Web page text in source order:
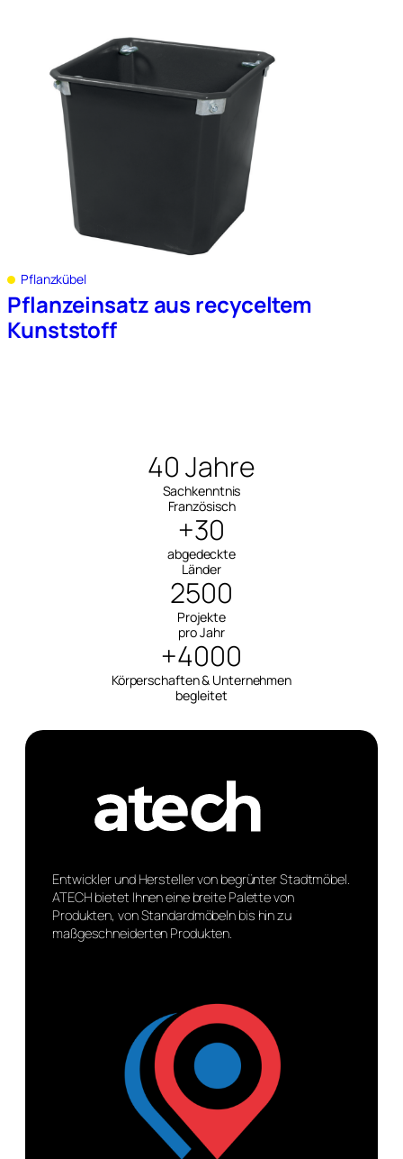
Pflanzkübel
Pflanzeinsatz aus recyceltem
Kunststoff
40 Jahre
Sachkenntnis
Französisch
+30
abgedeckte
Länder
2500
Projekte
pro Jahr
+4000
Körperschaften & Unternehmen
begleitet
Entwickler und Hersteller von begrünter Stadtmöbel.
ATECH bietet Ihnen eine breite Palette von
Produkten, von Standardmöbeln bis hin zu
maßgeschneiderten Produkten.